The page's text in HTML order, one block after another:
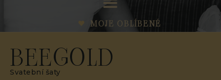
MOJE OBLÍBENÉ
BEEGOLD
Svatební šaty